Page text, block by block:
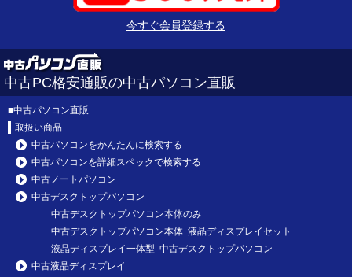
今すぐ会員登録する
中古PC格安通販の中古パソコン直販
■中古パソコン直販
取扱い商品
中古パソコンをかんたんに検索する
中古パソコンを詳細スペックで検索する
中古ノートパソコン
中古デスクトップパソコン
中古デスクトップパソコン本体のみ
中古デスクトップパソコン本体 液晶ディスプレイセット
液晶ディスプレイ一体型 中古デスクトップパソコン
中古液晶ディスプレイ